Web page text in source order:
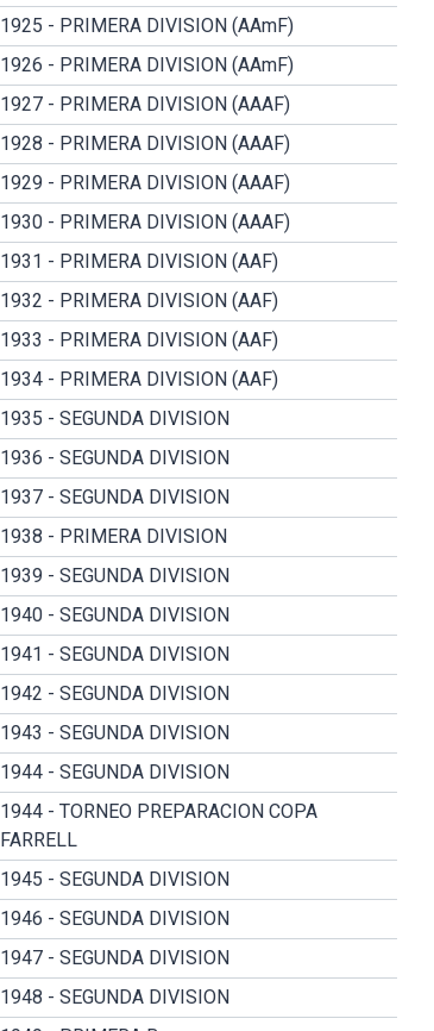
1925 - PRIMERA DIVISION (AAmF)
1926 - PRIMERA DIVISION (AAmF)
1927 - PRIMERA DIVISION (AAAF)
1928 - PRIMERA DIVISION (AAAF)
1929 - PRIMERA DIVISION (AAAF)
1930 - PRIMERA DIVISION (AAAF)
1931 - PRIMERA DIVISION (AAF)
1932 - PRIMERA DIVISION (AAF)
1933 - PRIMERA DIVISION (AAF)
1934 - PRIMERA DIVISION (AAF)
1935 - SEGUNDA DIVISION
1936 - SEGUNDA DIVISION
1937 - SEGUNDA DIVISION
1938 - PRIMERA DIVISION
1939 - SEGUNDA DIVISION
1940 - SEGUNDA DIVISION
1941 - SEGUNDA DIVISION
1942 - SEGUNDA DIVISION
1943 - SEGUNDA DIVISION
1944 - SEGUNDA DIVISION
1944 - TORNEO PREPARACION COPA
FARRELL
1945 - SEGUNDA DIVISION
1946 - SEGUNDA DIVISION
1947 - SEGUNDA DIVISION
1948 - SEGUNDA DIVISION